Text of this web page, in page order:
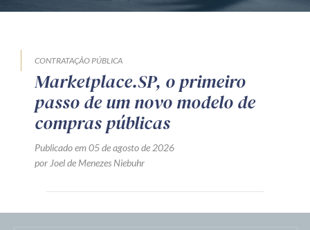
CONTRATAÇÃO PÚBLICA
Marketplace.SP, o primeiro
passo de um novo modelo de
compras públicas
Publicado em 05 de agosto de 2026
por Joel de Menezes Niebuhr